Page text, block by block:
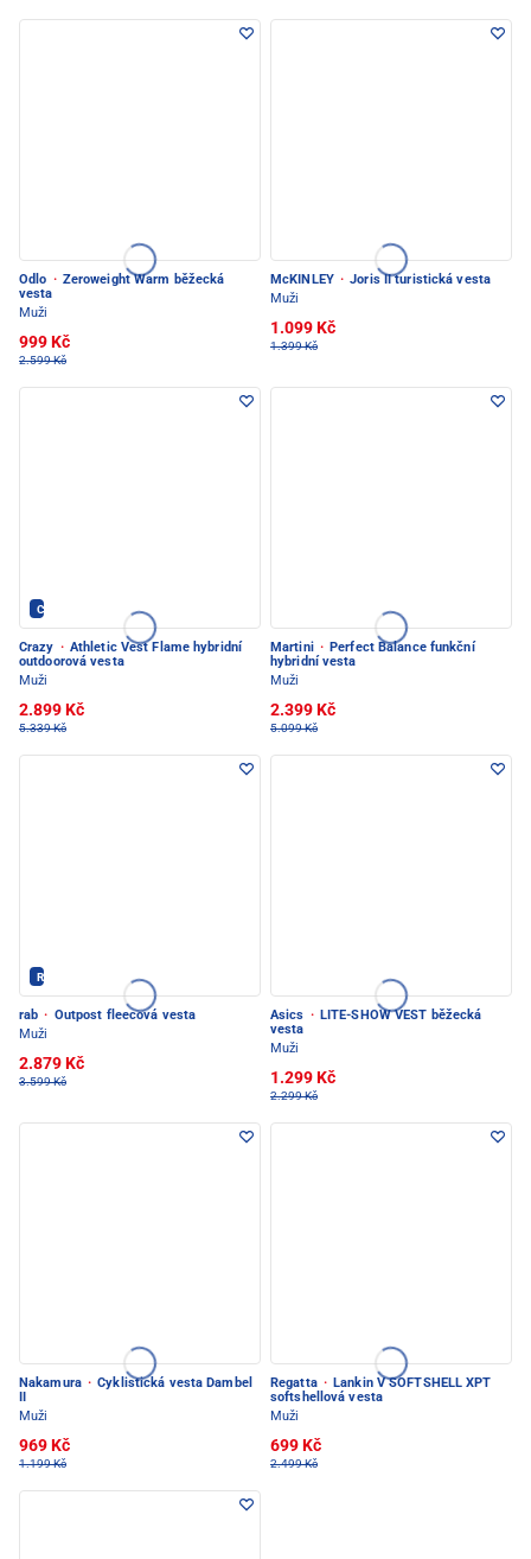
Odlo · Zeroweight Warm běžecká
vesta
Muži
999 Kč
2.599 Kč
McKINLEY · Joris II turistická vesta
Muži
1.099 Kč
1.399 Kč
Crazy - PEC POD SNĚŽKOU
Crazy · Athletic Vest Flame hybridní
outdoorová vesta
Muži
2.899 Kč
5.339 Kč
Martini · Perfect Balance funkční
hybridní vesta
Muži
2.399 Kč
5.099 Kč
Rab - PEC POD SNĚŽKOU
rab · Outpost fleecová vesta
Muži
2.879 Kč
3.599 Kč
Asics · LITE-SHOW VEST běžecká
vesta
Muži
1.299 Kč
2.299 Kč
Nakamura · Cyklistická vesta Dambel
Muži
969 Kč
1.199 Kč
Regatta · Lankin V SOFTSHELL XPT
softshellová vesta
Muži
699 Kč
2.499 Kč